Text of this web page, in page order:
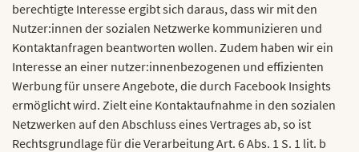
berechtigte Interesse ergibt sich daraus, dass wir mit den
Nutzer:innen der sozialen Netzwerke kommunizieren und
Kontaktanfragen beantworten wollen. Zudem haben wir ein
Interesse an einer nutzer:innenbezogenen und effizienten
Werbung für unsere Angebote, die durch Facebook Insights
ermöglicht wird. Zielt eine Kontaktaufnahme in den sozialen
Netzwerken auf den Abschluss eines Vertrages ab, so ist
Rechtsgrundlage für die Verarbeitung Art. 6 Abs. 1 S. 1 lit. b